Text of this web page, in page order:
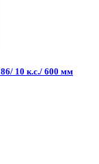
10 к.с./ 600 мм